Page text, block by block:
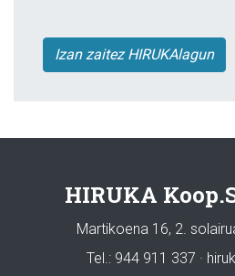
Izan zaitez HIRUKAlagun
HIRUKA
Martikoena 16, 2.
Tel.: 944 911 337 ·